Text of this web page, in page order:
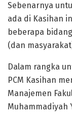
Sebenarnya
ada di Kasihan
beberapa
(dan
Dalam rangka
PCM Kasihan
Manajemen
Muhammadiyah